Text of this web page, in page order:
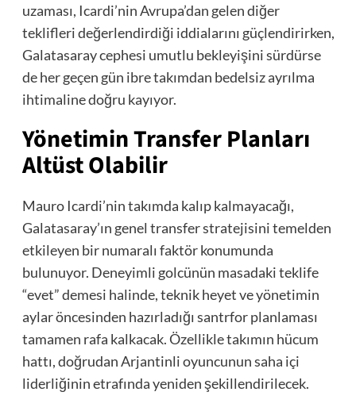
uzaması, Icardi’nin Avrupa’dan gelen diğer
teklifleri değerlendirdiği iddialarını güçlendirirken,
Galatasaray cephesi umutlu bekleyişini sürdürse
de her geçen gün ibre takımdan bedelsiz ayrılma
ihtimaline doğru kayıyor.
Yönetimin Transfer Planları
Altüst Olabilir
Mauro Icardi’nin takımda kalıp kalmayacağı,
Galatasaray’ın genel transfer stratejisini temelden
etkileyen bir numaralı faktör konumunda
bulunuyor. Deneyimli golcünün masadaki teklife
“evet” demesi halinde, teknik heyet ve yönetimin
aylar öncesinden hazırladığı santrfor planlaması
tamamen rafa kalkacak. Özellikle takımın hücum
hattı, doğrudan Arjantinli oyuncunun saha içi
liderliğinin etrafında yeniden şekillendirilecek.